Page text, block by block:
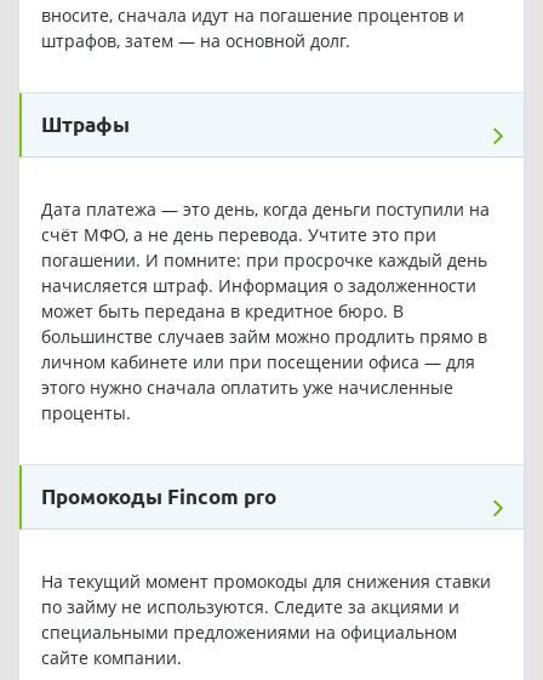
вносите, сначала идут на погашение процентов и
штрафов, затем — на основной долг.
Штрафы
Дата платежа — это день, когда деньги поступили на
счёт МФО, а не день перевода. Учтите это при
погашении. И помните: при просрочке каждый день
начисляется штраф. Информация о задолженности
может быть передана в кредитное бюро. В
большинстве случаев займ можно продлить прямо в
личном кабинете или при посещении офиса — для
этого нужно сначала оплатить уже начисленные
проценты.
Промокоды Fincom pro
На текущий момент промокоды для снижения ставки
по займу не используются. Следите за акциями и
специальными предложениями на официальном
сайте компании.